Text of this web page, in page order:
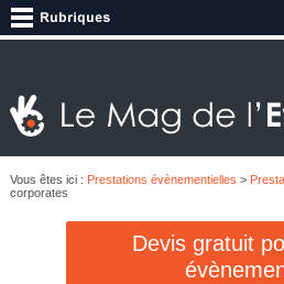
Vous êtes ici : Prestations évènementielles >
corporates
Devis gratuit